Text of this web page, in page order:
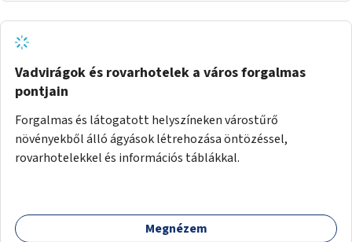
Vadvirágok és rovarhotelek a város forgalmas
pontjain
Forgalmas és látogatott helyszíneken várostűrő
növényekből álló ágyások létrehozása öntözéssel,
rovarhotelekkel és információs táblákkal.
Megnézem